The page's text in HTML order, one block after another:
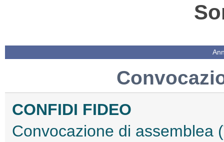
CONFIDI FIDEO
Convocazione di assemblea